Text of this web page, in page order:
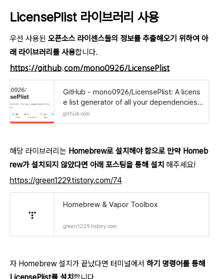
LicensePlist 라이브러리 사용
우선 사용된 오픈소스 라이센스들의 정보를 추출해오기 위하여 아
래 라이브러리를 사용합니다.
https://github.com/mono0926/LicensePlist
GitHub - mono0926/LicensePlist: A licens
e list generator of all your dependencies f
or iOS applications
github.com
해당 라이브러리는 Homebrew로 설치해야 함으로 만약 Homeb
rew가 설치되지 않았다면 아래 포스팅을 통해 설치 해주세요!
https://green1229.tistory.com/74
Homebrew & Vapor Toolbox
green1229.tistory.com
자 Homebrew 설치가 끝났다면 터미널에서 하기 명령어를 통해